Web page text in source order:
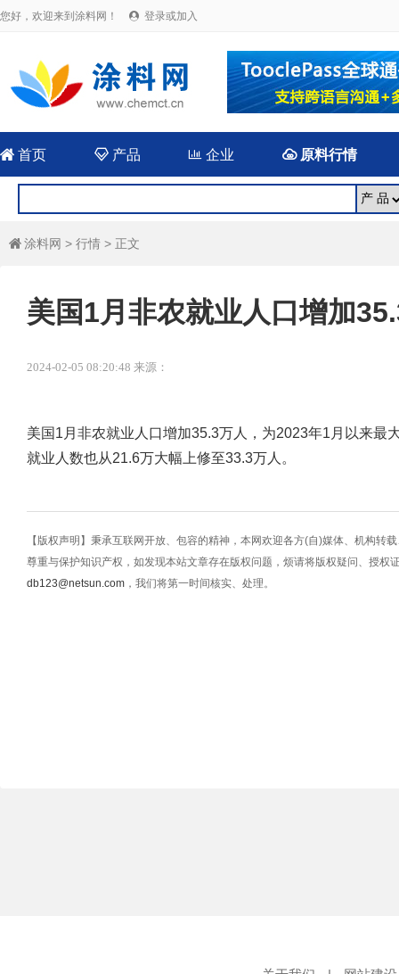
您好，欢迎来到涂料网！  登录或加入
 首页 产品  企业 原料行情
 涂料网 > 行情 > 正文
美国1月非农就业人口增加
2024-02-05 08:20:48 来源：
美国1月非农就业人口增加35.3万人，为2023年1月以来最
就业人数也从21.6万大幅上修至33.3万人。
【版权声明】秉承互联网开放、包容的精神，本网欢迎各方(自)媒体、机构转
尊重与保护知识产权，如发现本站文章存在版权问题，烦请将版权疑问、授权
db123@netsun.com ，我们将第一时间核实、处理。